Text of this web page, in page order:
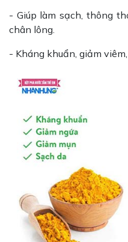
- Giúp làm sạch, thông
chân lông.
- Kháng khuẩn, giảm